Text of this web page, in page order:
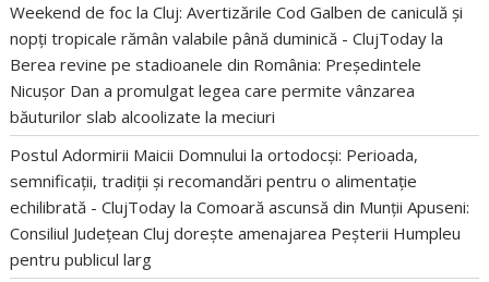
Weekend de foc la Cluj: Avertizările Cod Galben de caniculă și
nopți tropicale rămân valabile până duminică - ClujToday la
Berea revine pe stadioanele din România: Președintele
Nicușor Dan a promulgat legea care permite vânzarea
băuturilor slab alcoolizate la meciuri
Postul Adormirii Maicii Domnului la ortodocși: Perioada,
semnificații, tradiții și recomandări pentru o alimentație
echilibrată - ClujToday laComoară ascunsă din Munții Apuseni:
Consiliul Județean Cluj dorește amenajarea Peșterii Humpleu
pentru publicul larg